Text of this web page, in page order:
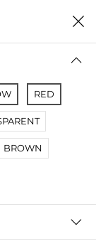
0
RED
BROWN